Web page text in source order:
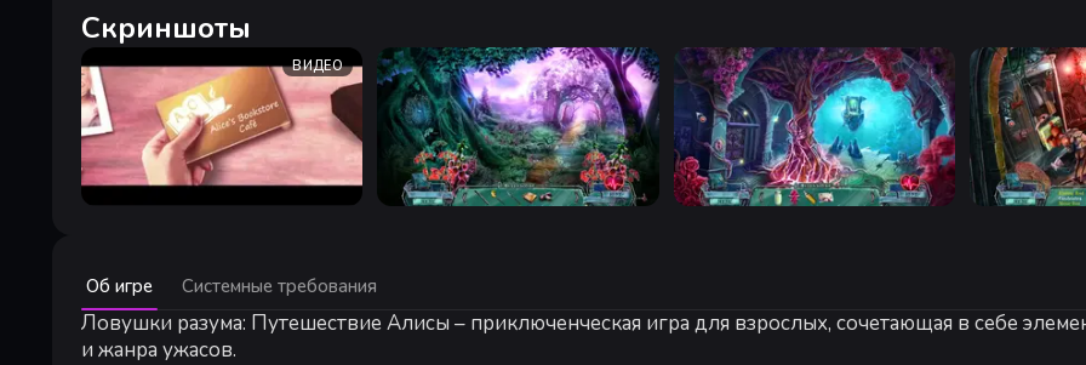
Скриншоты
ВИДЕО
Об игре Системные требования
Ловушки разума: Путешествие Алисы – приключенческая игра для взрослых, сочетающая в себе
и жанра ужасов.
Минимальные:
Минимальные:
ОС *:Windows XP, Windows Vista, Windows 7, Windows 8
Процессор:1.5 GHz
ОС *: Windows XP, Windows Vista, Windows 7,